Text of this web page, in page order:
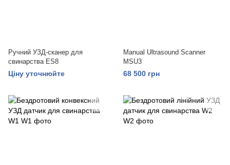
Ручний УЗД-сканер для
свинарства ES8
Ціну уточнюйте
Manual Ultrasound Scanner
MSU3
68 500 грн